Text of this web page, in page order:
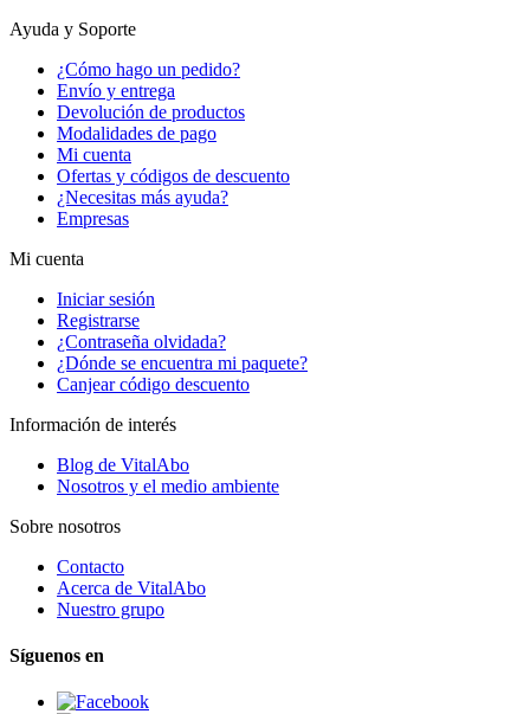
Ayuda y Soporte
¿Cómo hago un pedido?
Envío y entrega
Devolución de productos
Modalidades de pago
Mi cuenta
Ofertas y códigos de descuento
¿Necesitas más ayuda?
Empresas
Mi cuenta
Iniciar sesión
Registrarse
¿Contraseña olvidada?
¿Dónde se encuentra mi paquete?
Canjear código descuento
Información de interés
Blog de VitalAbo
Nosotros y el medio ambiente
Sobre nosotros
Contacto
Acerca de VitalAbo
Nuestro grupo
Síguenos en